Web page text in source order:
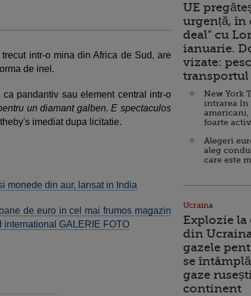
intr-o mina din Africa de Sud, are
de inel.
pandantiv sau element central intr-o
un diamant galben. E spectaculos
imediat dupa licitatie.
monede din aur, lansat in India
de euro in cel mai frumos magazin
international GALERIE FOTO
UE
urgență, în
deal” cu
ianuarie.
vizate:
transportul
New York
intrarea în
americani,
foarte
Alegeri
aleg
care este
Ucraina
Explozie
din
gazele
se
gaze
continent